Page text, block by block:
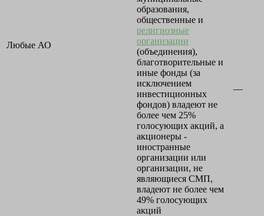
Любые АО
образования,
общественные и
религиозные
организации
(объединения),
благотворительные и
иные фонды (за
исключением
инвестиционных
фондов) владеют не
более чем 25%
голосующих акций, а
акционеры -
иностранные
организации или
организации, не
являющиеся СМП,
владеют не более чем
49% голосующих
акций
—